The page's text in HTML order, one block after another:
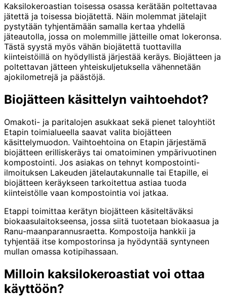
Kaksilokeroastian toisessa osassa kerätään poltettavaa
jätettä ja toisessa biojätettä. Näin molemmat jätelajit
pystytään tyhjentämään samalla kertaa yhdellä
jäteautolla, jossa on molemmille jätteille omat lokeronsa.
Tästä syystä myös vähän biojätettä tuottavilla
kiinteistöillä on hyödyllistä järjestää keräys. Biojätteen ja
poltettavan jätteen yhteiskuljetuksella vähennetään
ajokilometrejä ja päästöjä.
Biojätteen käsittelyn vaihtoehdot?
Omakoti- ja paritalojen asukkaat sekä pienet taloyhtiöt
Etapin toimialueella saavat valita biojätteen
käsittelymuodon. Vaihtoehtoina on Etapin järjestämä
biojätteen erilliskeräys tai omatoiminen ympärivuotinen
kompostointi. Jos asiakas on tehnyt kompostointi-
ilmoituksen Lakeuden jätelautakunnalle tai Etapille, ei
biojätteen keräykseen tarkoitettua astiaa tuoda
kiinteistölle vaan kompostointia voi jatkaa.
Etappi toimittaa kerätyn biojätteen käsiteltäväksi
biokaasulaitokseensa, jossa siitä tuotetaan biokaasua ja
Ranu-maanparannusraetta. Kompostoija hankkii ja
tyhjentää itse kompostorinsa ja hyödyntää syntyneen
mullan omassa kotipihassaan.
Milloin kaksilokeroastiat voi ottaa
käyttöön?